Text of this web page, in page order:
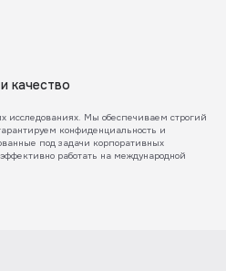
качество
исследованиях. Мы обеспечиваем строгий
конфиденциальность и
под задачи корпоративных
работать на международной